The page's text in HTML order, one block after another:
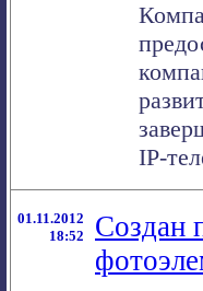
IP-
01.11.2012
18:52
Создан